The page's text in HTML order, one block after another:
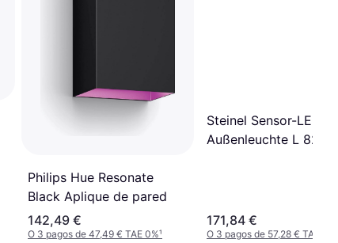
Philips Hue Resonate
Black Aplique de pared
142,49 €
O 3 pagos de 47,49 € TAE 0%¹
Steinel Sensor-LED-
Außenleuchte L 820
171,84 €
O 3 pagos de 57,28 € TAE 0%